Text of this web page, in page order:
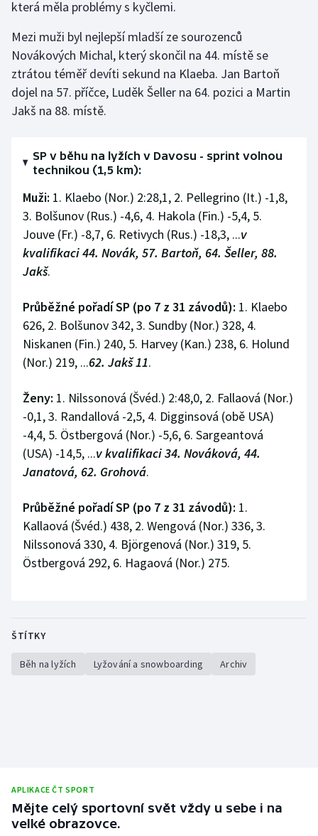
Stolní tenis
Triatlon
Veslování
Vodní slalom
která měla problémy s kyčlemi.
Mezi muži byl nejlepší mladší ze sourozenců
Novákových Michal, který skončil na 44. místě se
ztrátou téměř devíti sekund na Klaeba. Jan Bartoň
dojel na 57. příčce, Luděk Šeller na 64. pozici a Martin
Jakš na 88. místě.
SP v běhu na lyžích v Davosu - sprint volnou
technikou (1,5 km):
Muži: 1. Klaebo (Nor.) 2:28,1, 2. Pellegrino (It.) -1,8,
3. Bolšunov (Rus.) -4,6, 4. Hakola (Fin.) -5,4, 5.
Jouve (Fr.) -8,7, 6. Retivych (Rus.) -18,3, ...v
kvalifikaci 44. Novák, 57. Bartoň, 64. Šeller, 88.
Jakš.
Průběžné pořadí SP (po 7 z 31 závodů): 1. Klaebo
626, 2. Bolšunov 342, 3. Sundby (Nor.) 328, 4.
Niskanen (Fin.) 240, 5. Harvey (Kan.) 238, 6. Holund
(Nor.) 219, ...62. Jakš 11.
Ženy: 1. Nilssonová (Švéd.) 2:48,0, 2. Fallaová (Nor.)
-0,1, 3. Randallová -2,5, 4. Digginsová (obě USA)
-4,4, 5. Östbergová (Nor.) -5,6, 6. Sargeantová
(USA) -14,5, ...v kvalifikaci 34. Nováková, 44.
Janatová, 62. Grohová.
Průběžné pořadí SP (po 7 z 31 závodů): 1.
Kallaová (Švéd.) 438, 2. Wengová (Nor.) 336, 3.
Nilssonová 330, 4. Björgenová (Nor.) 319, 5.
Östbergová 292, 6. Hagaová (Nor.) 275.
ŠTÍTKY
Běh na lyžích Lyžování a snowboarding Archiv
APLIKACE ČT SPORT
Mějte celý sportovní svět vždy u sebe i na
velké obrazovce.